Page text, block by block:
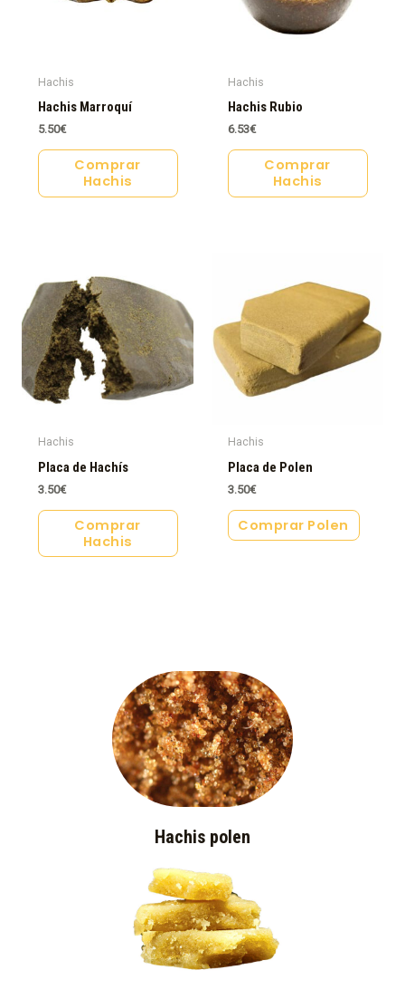
Hachis
Hachis Marroquí
5.50€
Comprar
Hachis
Hachis
Hachis Rubio
6.53€
Comprar
Hachis
Hachis
Placa de Hachís
3.50€
Comprar
Hachis
Hachis
Placa de Polen
3.50€
Comprar Polen
Hachis polen